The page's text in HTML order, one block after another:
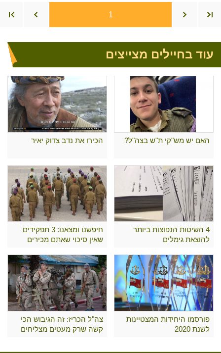
1
עוד בחיילים מצייצים
האם יש מש"קי ת"ש בצה"ל? הכירו את נדב צדוק יאיר
4 השיטות הנפוצות ביותר
להוצאת גימלים
חיפשנו ומצאנו: 3 תפקידים
שאין סיכוי שאתם מכירים
פורסמו היחידות המצטיינות
לשנת 2020
צה"ל הכריז: זה הגיבוש הכי
קשה שרק מעטים מצליחים